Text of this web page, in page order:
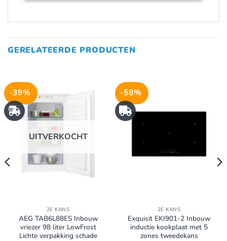
GERELATEERDE PRODUCTEN
-39%
UITVERKOCHT
2E KANS
AEG TAB6L88ES Inbouw
vriezer 98 liter LowFrost
Lichte verpakking schade
-58%
2E KANS
Exquisit EKI901-2 Inbouw
inductie kookplaat met 5
zones tweedekans